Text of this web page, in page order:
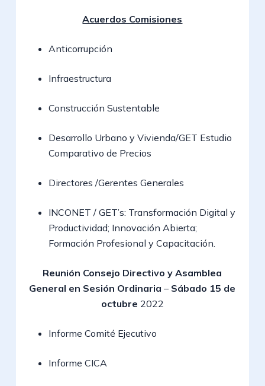
Acuerdos Comisiones
Anticorrupción
Infraestructura
Construcción Sustentable
Desarrollo Urbano y Vivienda/GET Estudio
Comparativo de Precios
Directores /Gerentes Generales
INCONET / GET’s: Transformación Digital y
Productividad; Innovación Abierta;
Formación Profesional y Capacitación.
Reunión Consejo Directivo y Asamblea
General en Sesión Ordinaria – Sábado 15 de
octubre 2022
Informe Comité Ejecutivo
Informe CICA